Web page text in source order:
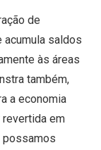
de
acumula saldos
às áreas
também,
a economia
em
possamos